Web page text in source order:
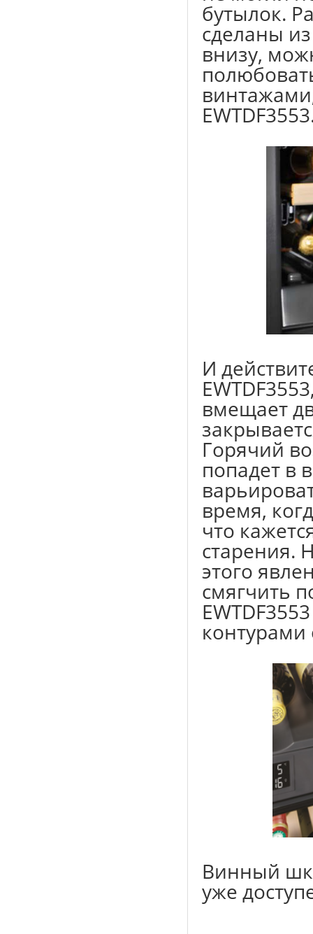
бутылок.
сделаны
внизу,
И
вмещает
Горячий
попадет в
время,
что
старения.
этого
смягчить
Винный
уже